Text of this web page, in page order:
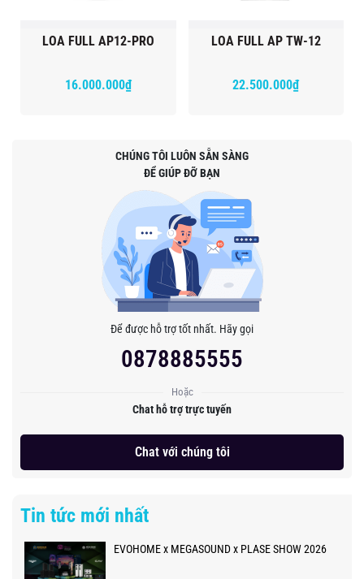
LOA FULL AP12-PRO
16.000.000₫
LOA FULL AP TW-12
22.500.000₫
CHÚNG TÔI LUÔN SẴN SÀNG
ĐỂ GIÚP ĐỠ BẠN
Để được hỗ trợ tốt nhất. Hãy gọi
0878885555
Hoặc
Chat hỗ trợ trực tuyến
Chat với chúng tôi
Tin tức mới nhất
EVOHOME x MEGASOUND x PLASE SHOW 2026